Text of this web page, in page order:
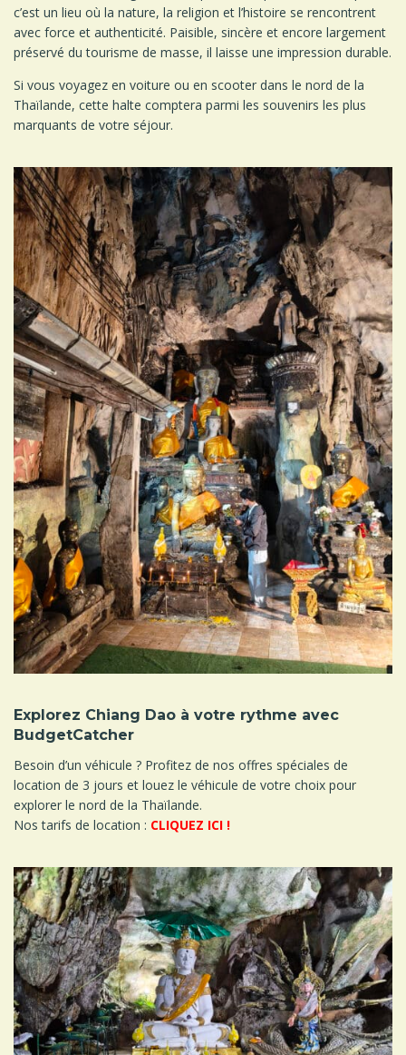
c’est un lieu où la nature, la religion et l’histoire se rencontrent
avec force et authenticité. Paisible, sincère et encore largement
préservé du tourisme de masse, il laisse une impression durable.
Si vous voyagez en voiture ou en scooter dans le nord de la
Thaïlande, cette halte comptera parmi les souvenirs les plus
marquants de votre séjour.
Explorez Chiang Dao à votre rythme avec
BudgetCatcher
Besoin d’un véhicule ? Profitez de nos offres spéciales de
location de 3 jours et louez le véhicule de votre choix pour
explorer le nord de la Thaïlande.
Nos tarifs de location : CLIQUEZ ICI !